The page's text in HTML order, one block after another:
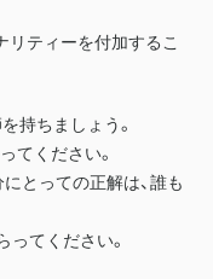
リティーを付加するこ
持ちましょう。
てください。
とっての正解は、誰も
てください。